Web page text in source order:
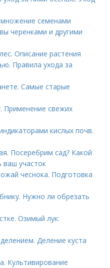
семенами
черенками и другими
Описание растения
Правила ухода за
Самые старые
Применение свежих
кислых почв.
Посеребрим сад? Какой
ваш участок
чеснока. Подготовка
Нужно ли обрезать
Озимый лук:
Деление куста
Культивирование